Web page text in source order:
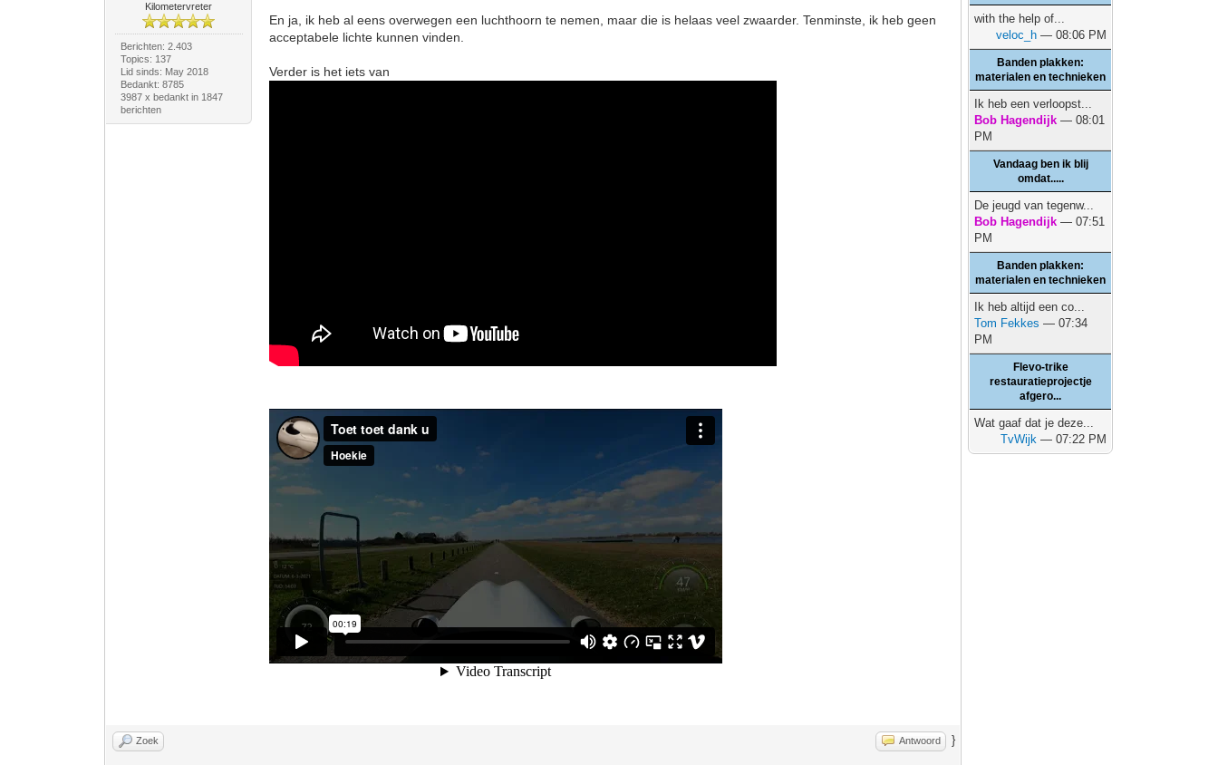
Kilometervreter
Berichten: 2.403
Topics: 137
Lid sinds: May 2018
Bedankt: 8785
3987 x bedankt in 1847
berichten
En ja, ik heb al eens overwegen een luchthoorn te nemen, maar die is helaas veel zwaarder. Tenminste, ik heb geen
acceptabele lichte kunnen vinden.
Verder is het iets van
Zoek Antwoord }
with the help of...
veloc_h — 08:06 PM
Banden plakken:
materialen en technieken
Ik heb een verloopst...
Bob Hagendijk — 08:01
PM
Vandaag ben ik blij
omdat.....
De jeugd van tegenw...
Bob Hagendijk — 07:51
PM
Banden plakken:
materialen en technieken
Ik heb altijd een co...
Tom Fekkes — 07:34
PM
Flevo-trike
restauratieprojectje
afgero...
Wat gaaf dat je deze...
TvWijk — 07:22 PM